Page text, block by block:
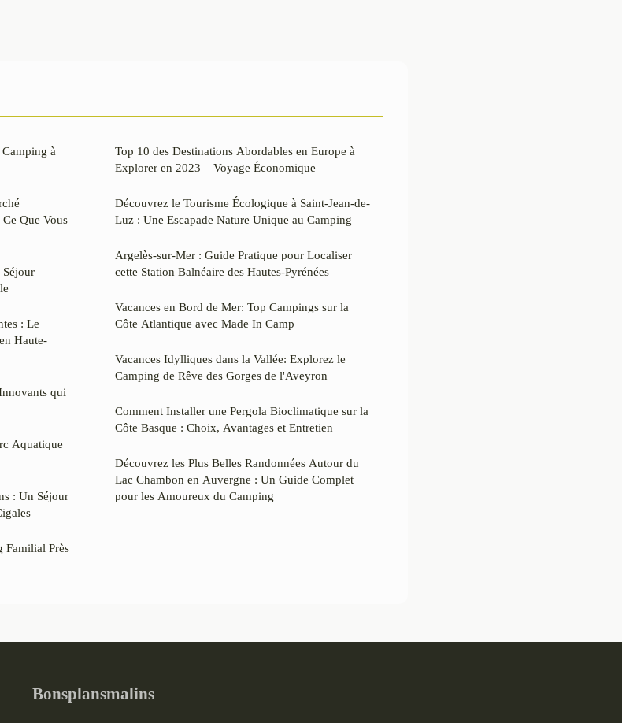
à
Que Vous
: Le
Haute-
qui
Aquatique
: Un Séjour
Familial Près
Top 10 des Destinations Abordables en Europe à
Explorer en 2023 – Voyage Économique
Découvrez le Tourisme Écologique à Saint-Jean-de-
Luz : Une Escapade Nature Unique au Camping
Argelès-sur-Mer : Guide Pratique pour Localiser
cette Station Balnéaire des Hautes-Pyrénées
Vacances en Bord de Mer: Top Campings sur la
Côte Atlantique avec Made In Camp
Vacances Idylliques dans la Vallée: Explorez le
Camping de Rêve des Gorges de l'Aveyron
Comment Installer une Pergola Bioclimatique sur la
Côte Basque : Choix, Avantages et Entretien
Découvrez les Plus Belles Randonnées Autour du
Lac Chambon en Auvergne : Un Guide Complet
pour les Amoureux du Camping
Bonsplansmalins